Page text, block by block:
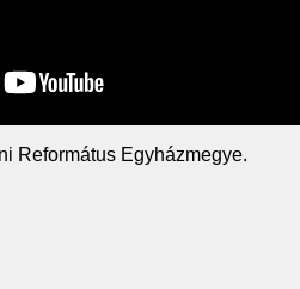
Református Egyházmegye.